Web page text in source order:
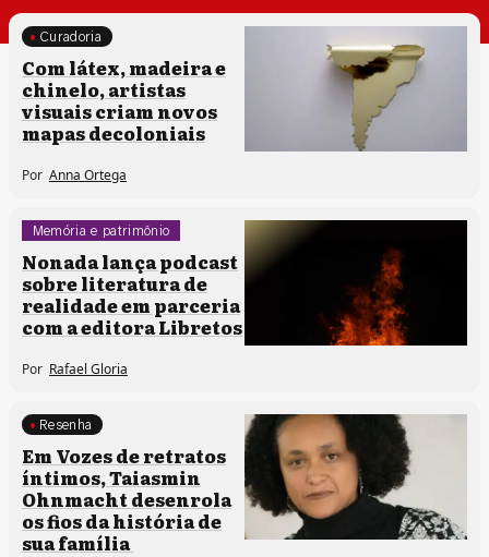
Curadoria
Processos artísticos
Com látex, madeira e
chinelo, artistas
visuais criam novos
mapas decoloniais
Por Anna Ortega
Memória e patrimônio
Podcast
Nonada lança podcast
sobre literatura de
realidade em parceria
com a editora Libretos
Por Rafael Gloria
Processos artísticos
Resenha
Em Vozes de retratos
íntimos, Taiasmin
Ohnmacht desenrola
os fios da história de
sua família